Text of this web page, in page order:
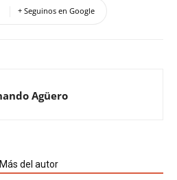
+ Seguinos en Google
Agüero
Más del autor